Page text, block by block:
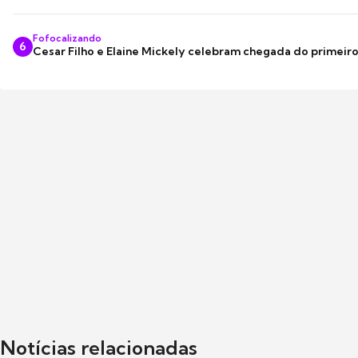
6
Fofocalizando
Cesar Filho e Elaine Mickely celebram chegada do
Notícias relacionadas